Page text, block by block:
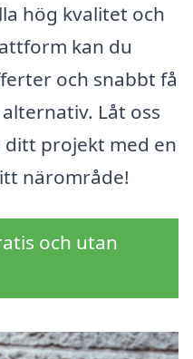
hög kvalitet och
kan du
och snabbt få
Låt oss
projekt med en
närområde!
och utan